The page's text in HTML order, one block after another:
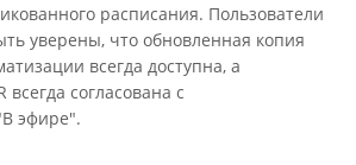
расписания. Пользователи
уверены, что обновленная копия
всегда доступна, а
всегда согласована с
эфире".